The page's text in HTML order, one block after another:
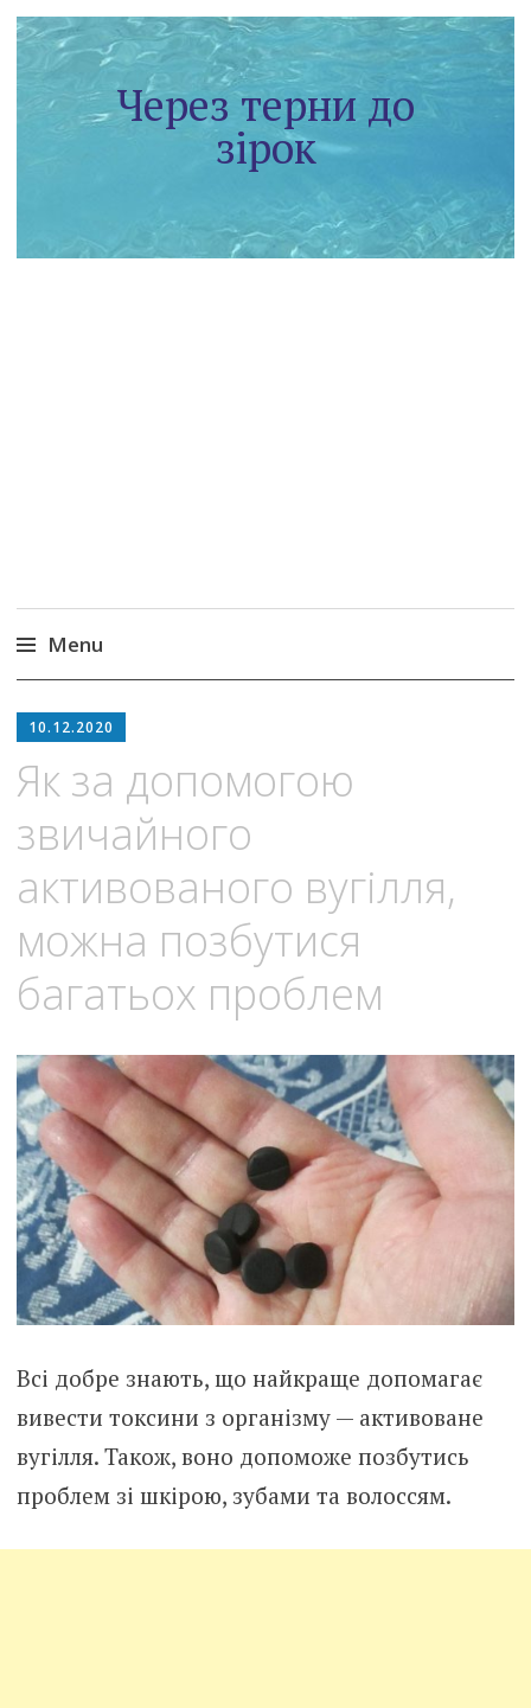
Через терни до
зірок
Menu
to
10.12.2020
Як за допомогою
звичайного
активованого вугілля,
можна позбутися
багатьох проблем
Всі добре знають, що найкраще допомагає
вивести токсини з організму — активоване
вугілля. Також, воно допоможе позбутись
проблем зі шкірою, зубами та волоссям.